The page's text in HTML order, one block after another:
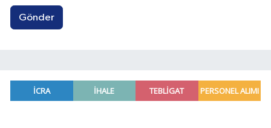
Gönder